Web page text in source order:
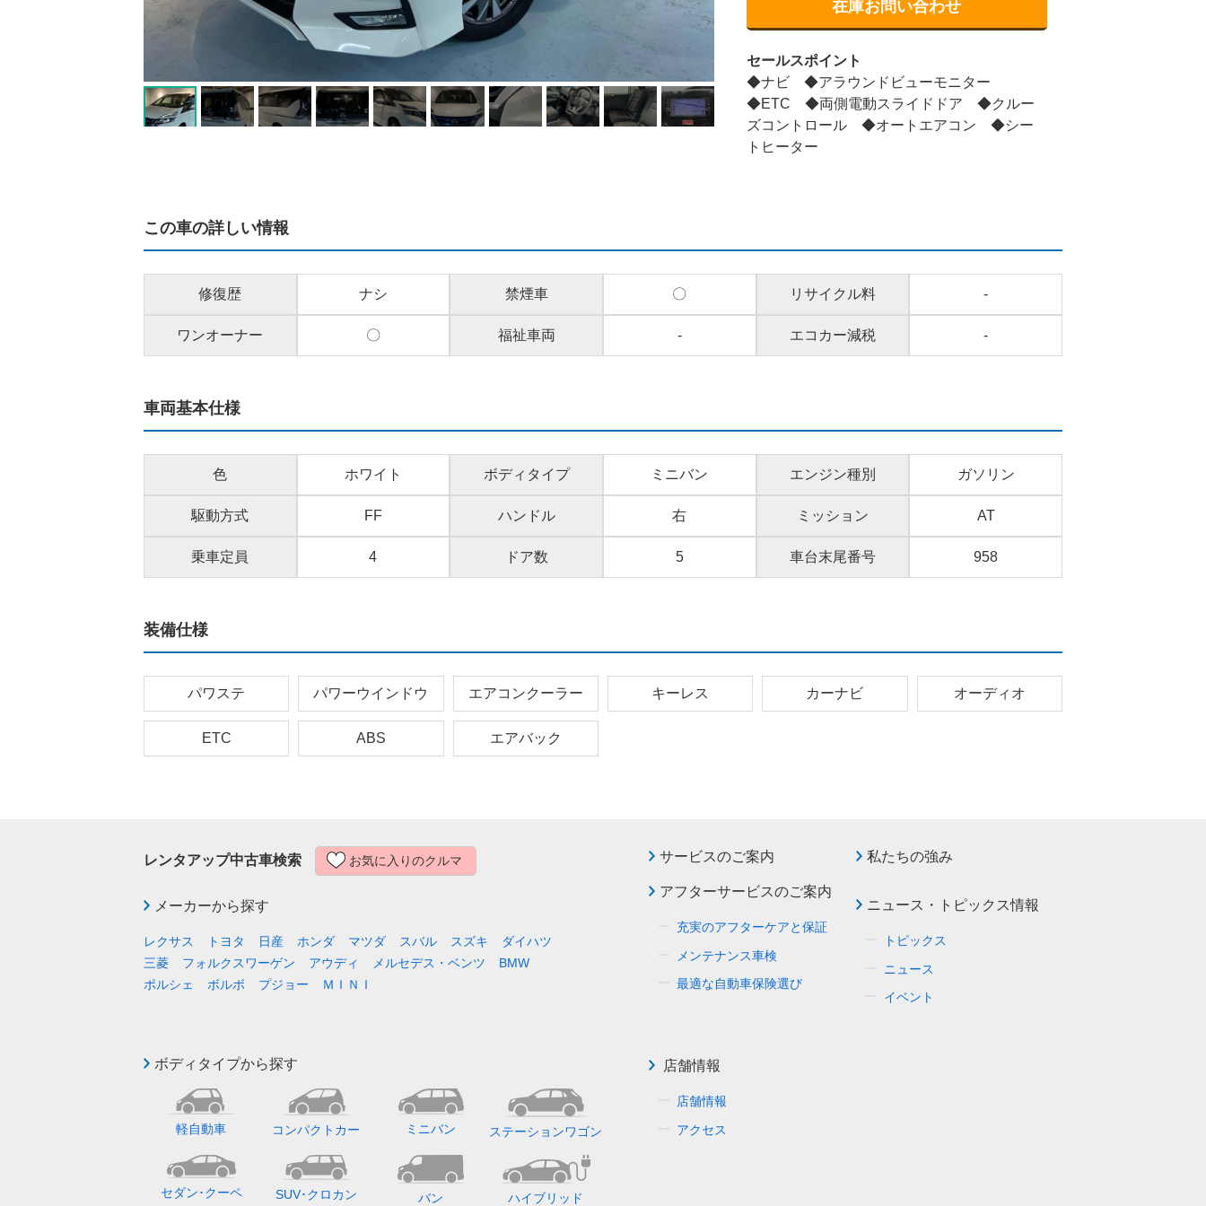
在庫お問い合わせ
セールスポイント
◆ナビ ◆アラウンドビューモニター
◆ETC ◆両側電動スライドドア ◆クルー
ズコントロール ◆オートエアコン ◆シー
トヒーター
この車の詳しい情報
修復歴 ナシ
ワンオーナー 〇
禁煙車 〇
福祉車両 -
リサイクル料 -
エコカー減税 -
車両基本仕様
色 ホワイト
駆動方式 FF
乗車定員 4
ボディタイプ ミニバン
ハンドル 右
ドア数 5
エンジン種別 ガソリン
ミッション AT
車台末尾番号 958
装備仕様
パワステ パワーウインドウ エアコンクーラー キーレス カーナビ オーディオ
ETC ABS エアバック
レンタアップ中古車検索 お気に入りのクルマ
メーカーから探す
レクサス トヨタ 日産 ホンダ マツダ スバル スズキ
ダイハツ
三菱
フォルクスワーゲン アウディ メルセデス・ベンツ
BMW
ポルシェ
ボルボ プジョー ＭＩＮＩ
ボディタイプから探す
軽自動車 コンパクトカー ミニバン ステーションワゴン
セダン･クーペ SUV･クロカン バン ハイブリッド
サービスのご案内
アフターサービスのご案内
充実のアフターケアと保証
メンテナンス車検
最適な自動車保険選び
私たちの強み
ニュース・トピックス情報
トピックス
ニュース
イベント
店舗情報
店舗情報
アクセス